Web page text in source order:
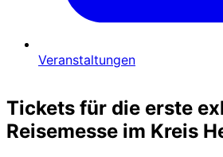
Veranstaltungen
Tickets für die erste
Reisemesse im Kreis